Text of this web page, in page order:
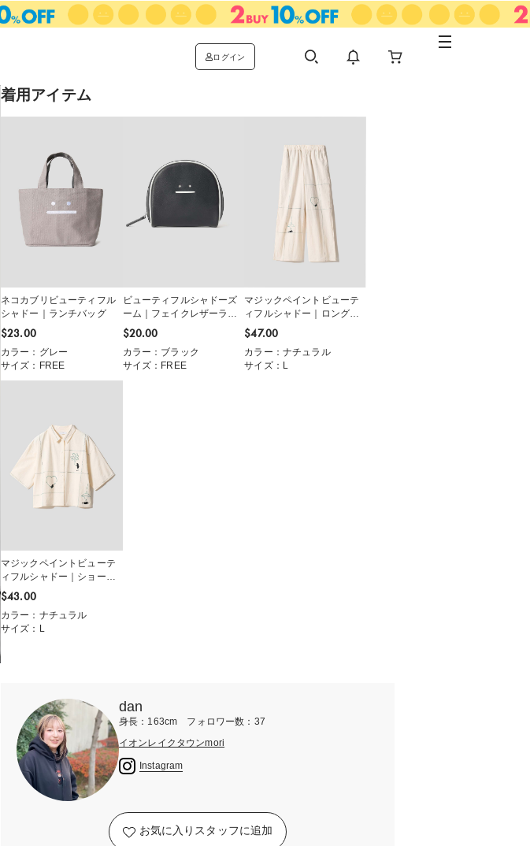
ログイン
着用アイテム
ネコカブリビューティフル
シャドー｜ランチバッグ
$‌23.00
カラー：グレー
サイズ：FREE
ビューティフルシャドーズ
ーム｜フェイクレザーラウ
ンドポーチ
$‌20.00
カラー：ブラック
サイズ：FREE
マジックペイントビューテ
ィフルシャドー｜ロングパ
ンツ
$‌47.00
カラー：ナチュラル
サイズ：L
マジックペイントビューテ
ィフルシャドー｜ショート
シャツ
$‌43.00
カラー：ナチュラル
サイズ：L
dan
身長：163cm フォロワー数：37
イオンレイクタウンmori
Instagram
お気に入りスタッフに追加